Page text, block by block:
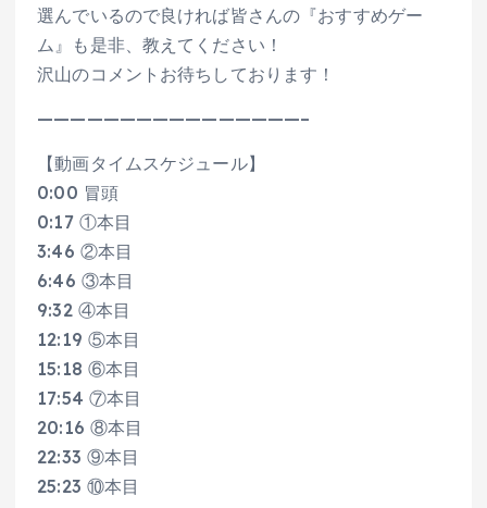
選んでいるので良ければ皆さんの『おすすめゲー
ム』も是非、教えてください！
沢山のコメントお待ちしております！
————————————————–
【動画タイムスケジュール】
0:00 冒頭
0:17 ①本目
3:46 ②本目
6:46 ③本目
9:32 ④本目
12:19 ⑤本目
15:18 ⑥本目
17:54 ⑦本目
20:16 ⑧本目
22:33 ⑨本目
25:23 ⑩本目